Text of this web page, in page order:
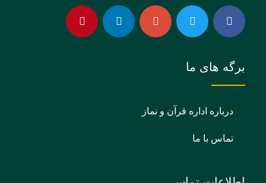
برگه های ما
درباره اداره قرآن و نماز
تماس با ما